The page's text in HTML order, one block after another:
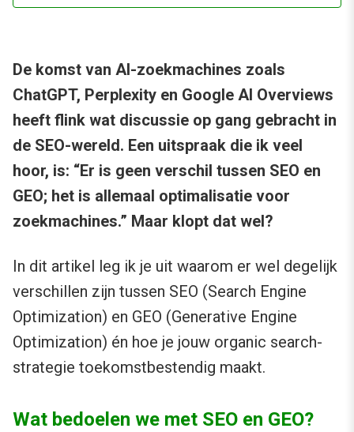
De komst van AI-zoekmachines zoals
ChatGPT, Perplexity en Google AI Overviews
heeft flink wat discussie op gang gebracht in
de SEO-wereld. Een uitspraak die ik veel
hoor, is: “Er is geen verschil tussen SEO en
GEO; het is allemaal optimalisatie voor
zoekmachines.” Maar klopt dat wel?
In dit artikel leg ik je uit waarom er wel degelijk
verschillen zijn tussen SEO (Search Engine
Optimization) en GEO (Generative Engine
Optimization) én hoe je jouw organic search-
strategie toekomstbestendig maakt.
Wat bedoelen we met SEO en GEO?